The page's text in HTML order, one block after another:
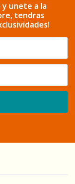
unete a la
tendras